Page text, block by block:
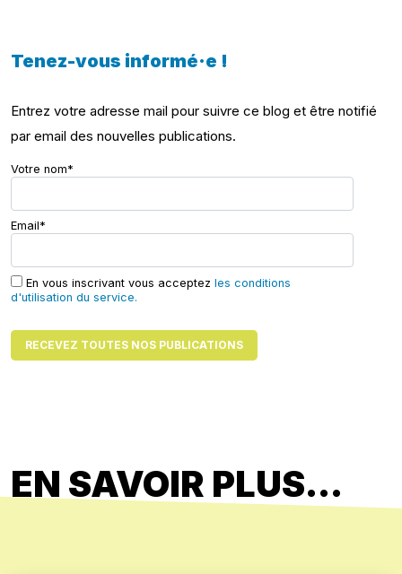
Tenez-vous informé·e !
Entrez votre adresse mail pour suivre ce blog et être notifié
par email des nouvelles publications.
Votre nom*
Email*
En vous inscrivant vous acceptez les conditions
d'utilisation du service.
EN SAVOIR PLUS...